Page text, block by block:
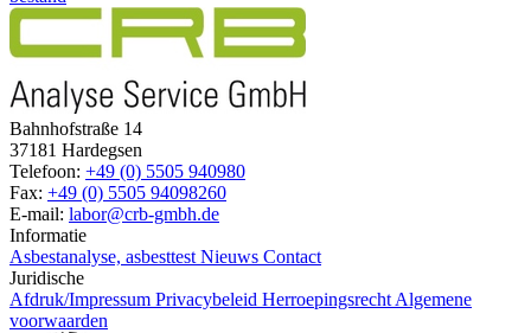
Bahnhofstraße 14
37181 Hardegsen
Telefoon: +49 (0) 5505 940980
Fax: +49 (0) 5505 94098260
E-mail: labor@crb-gmbh.de
Informatie
Asbestanalyse, asbesttest Nieuws Contact
Juridische
Afdruk/Impressum Privacybeleid Herroepingsrecht Algemene
voorwaarden